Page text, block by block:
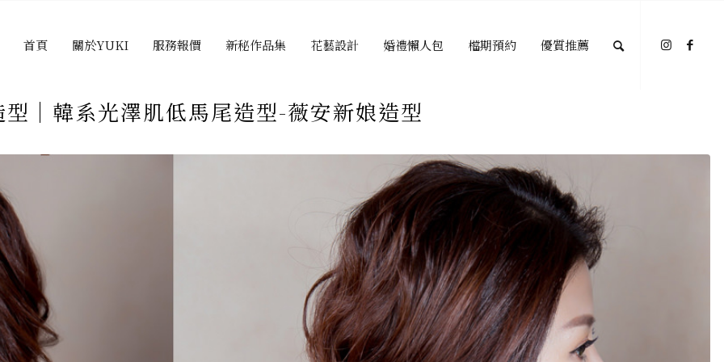
首頁 關於YUKI 服務報價 新秘作品集 花藝設計 婚禮懶人包 檔期預約 優質推薦
｜韓系光澤肌低馬尾造型-薇安新娘造型